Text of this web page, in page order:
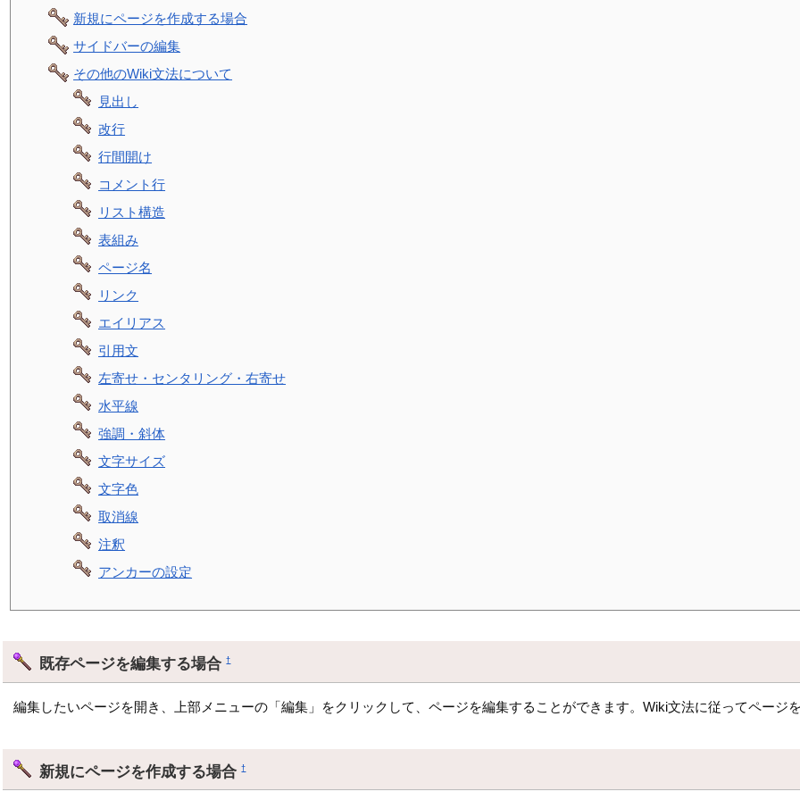
新規にページを作成する場合
サイドバーの編集
その他のWiki文法について
見出し
改行
行間開け
コメント行
リスト構造
表組み
ページ名
リンク
エイリアス
引用文
左寄せ・センタリング・右寄せ
水平線
強調・斜体
文字サイズ
文字色
取消線
注釈
アンカーの設定
既存ページを編集する場合†
編集したいページを開き、上部メニューの「編集」をクリックして、ページを編集することができます。Wiki文法に従ってページ
新規にページを作成する場合†